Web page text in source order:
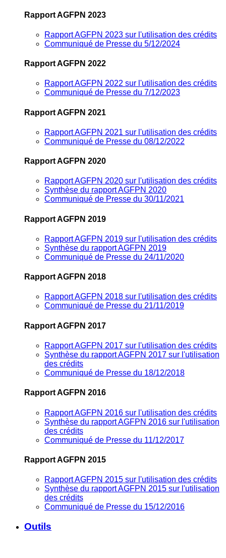
Rapport AGFPN 2023
Rapport AGFPN 2023 sur l'utilisation des crédits
Communiqué de Presse du 5/12/2024
Rapport AGFPN 2022
Rapport AGFPN 2022 sur l'utilisation des crédits
Communiqué de Presse du 7/12/2023
Rapport AGFPN 2021
Rapport AGFPN 2021 sur l'utilisation des crédits
Communiqué de Presse du 08/12/2022
Rapport AGFPN 2020
Rapport AGFPN 2020 sur l'utilisation des crédits
Synthèse du rapport AGFPN 2020
Communiqué de Presse du 30/11/2021
Rapport AGFPN 2019
Rapport AGFPN 2019 sur l'utilisation des crédits
Synthèse du rapport AGFPN 2019
Communiqué de Presse du 24/11/2020
Rapport AGFPN 2018
Rapport AGFPN 2018 sur l'utilisation des crédits
Communiqué de Presse du 21/11/2019
Rapport AGFPN 2017
Rapport AGFPN 2017 sur l'utilisation des crédits
Synthèse du rapport AGFPN 2017 sur l'utilisation
des crédits
Communiqué de Presse du 18/12/2018
Rapport AGFPN 2016
Rapport AGFPN 2016 sur l'utilisation des crédits
Synthèse du rapport AGFPN 2016 sur l'utilisation
des crédits
Communiqué de Presse du 11/12/2017
Rapport AGFPN 2015
Rapport AGFPN 2015 sur l'utilisation des crédits
Synthèse du rapport AGFPN 2015 sur l'utilisation
des crédits
Communiqué de Presse du 15/12/2016
Outils